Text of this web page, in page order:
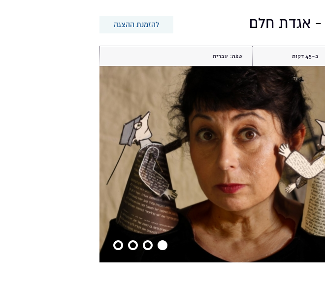
- אגדת חלם להזמנת ההצגה
כ-45 שפה: עברית